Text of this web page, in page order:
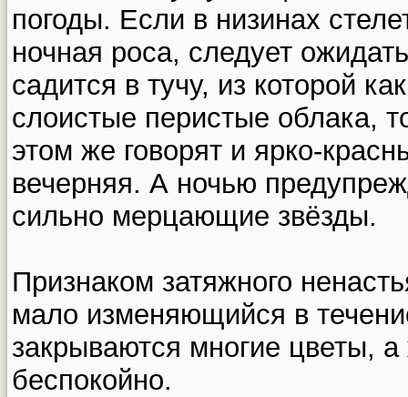
погоды. Если в низинах
ночная роса, следует
садится в тучу, из которой
слоистые перистые облака,
этом же говорят и ярко-
вечерняя. А ночью
сильно мерцающие звёзды.
Признаком затяжного
мало изменяющийся в
закрываются многие цветы,
беспокойно.